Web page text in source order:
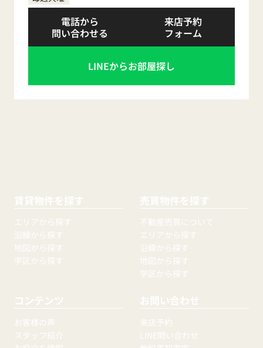
電話から
問い合わせる
来店予約
フォーム
LINEからお部屋探し
賃貸物件を探す
エリアから探す
沿線から探す
地図から探す
学区から探す
売買物件を探す
不動産売買について
エリアから探す
沿線から探す
地図から探す
学区から探す
コンテンツ
お客様の声
スタッフ紹介
お問い合わせ
来店予約
LINE問い合わせ